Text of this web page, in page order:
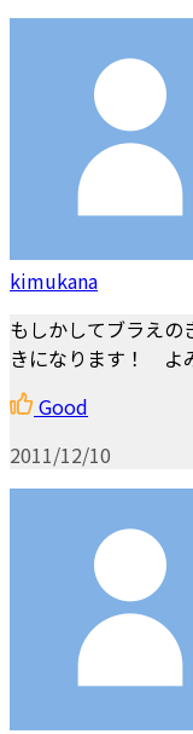
kimukana
もしかしてブラえ
きになります！ よ
Good
2011/12/10